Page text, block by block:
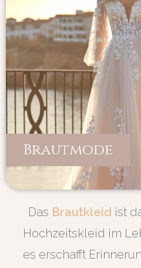
Brautmode
Das Brautkleid ist
Hochzeitskleid im
es erschafft